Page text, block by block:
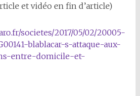
et vidéo en fin d’article)
societes/2017/05/02/20005-
blablacar-s-attaque-aux-
entre-domicile-et-